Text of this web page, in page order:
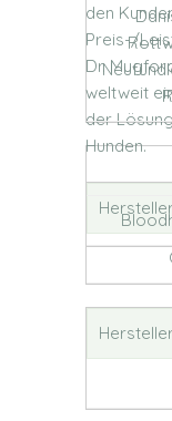
den
Preis-/
Dr.
weltweit
der
Hunden.